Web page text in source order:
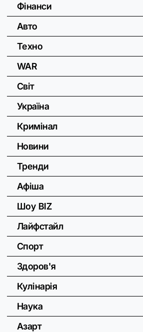
Фінанси
Авто
Техно
WAR
Світ
Україна
Кримінал
Новини
Тренди
Афіша
Шоу BIZ
Лайфстайл
Спорт
Здоров'я
Кулінарія
Наука
Азарт